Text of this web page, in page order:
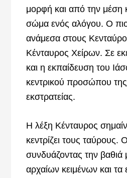
μορφή και από την μέση
σώμα ενός αλόγου. Ο
ανάμεσα στους
Κένταυρος Χείρων. Σε
και η εκπαίδευση του
κεντρικού προσώπου
εκστρατείας.
Η λέξη Κένταυρος
κεντρίζει τους ταύρους.
συνδυάζοντας την βαθιά
αρχαίων κειμένων και